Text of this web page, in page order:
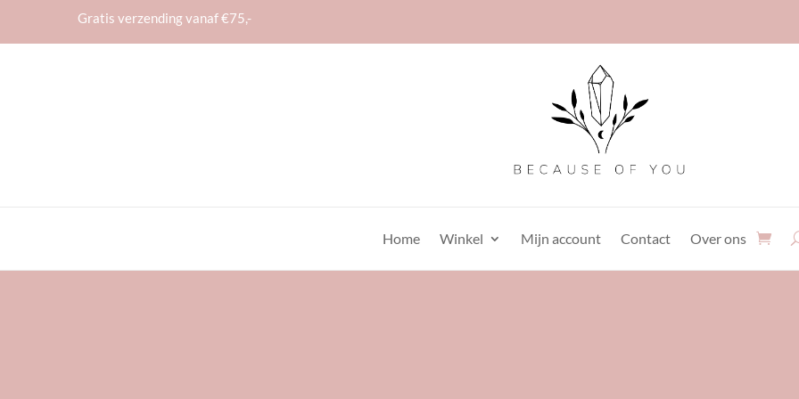
Gratis verzending vanaf €75,-
Home Winkel Mijn account Contact Over ons